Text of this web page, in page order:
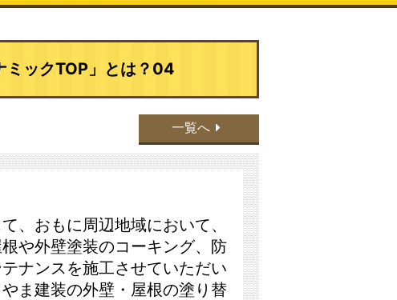
ミックTOP」とは？04
一覧へ
、おもに周辺地域において、
や外壁塗装のコーキング、防
ナンスを施工させていただい
ま建装の外壁・屋根の塗り替